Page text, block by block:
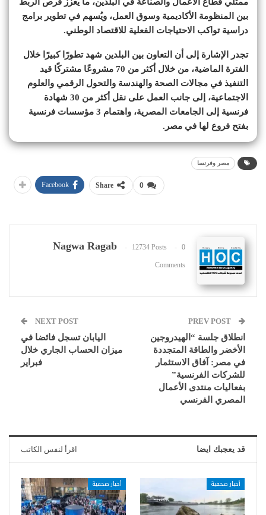
بين المنظومة الأكاديمية وسوق العمل، ويُسهم في تطوير برامج
دراسية تواكب الاحتياجات الفعلية للاقتصاد الوطني.
تجدر الإشارة إلى أن التعاون بين البلدين شهد تطورًا كبيرًا خلال
الفترة الماضية، من خلال أكثر من 70 مشروعًا مشتركًا قيد
التنفيذ في مجالات الصحة والهندسة والتحول الرقمي والعلوم
الاجتماعية، إلى جانب العمل على نقل أكثر من 30 شهادة
فرنسية إلى الجامعات المصرية، واهتمام 3 مؤسسات فرنسية
بفتح فروع لها في مصر.
مصر وفرنسا
0
Share
Facebook
Nagwa Ragab 12734 Posts 0
Comments
انطلاق جلسة “الهيدروجين
الأخضر والطاقة المتجددة
في مصر: آفاق الاستثمار
للشركات الفرنسية”
بفعاليات منتدى الأعمال
المصري الفرنسي
NEXT POST
اليابان تسجل فائضا في
ميزان الحساب الجاري خلال
فبراير
قد يعجبك ايضا اقرأ لنفس الكاتب
أخبار صحفية أخبار صحفية